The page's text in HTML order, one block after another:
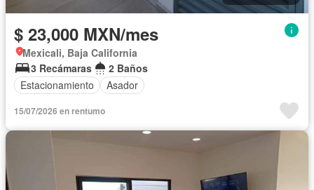
$ 23,000 MXN/mes
Mexicali, Baja California
3 Recámaras
2 Baños
Estacionamiento
Asador
15/07/2026 en rentumo